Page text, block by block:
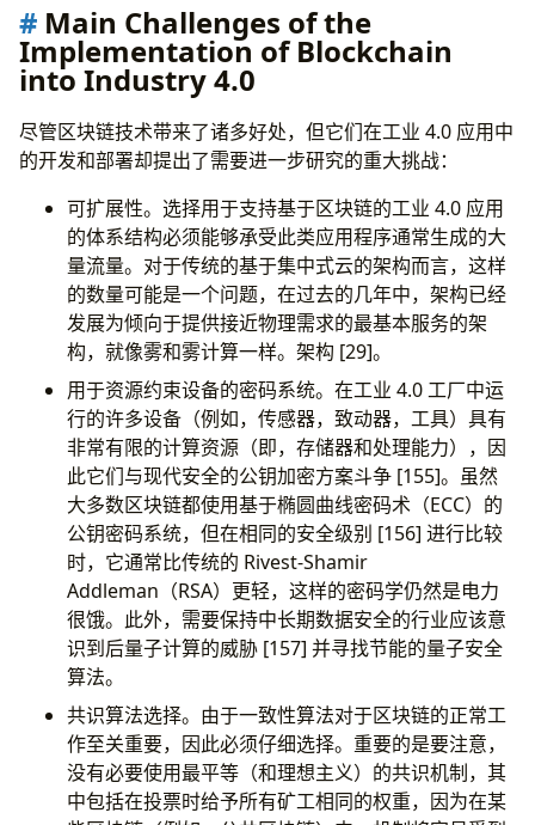
Main Challenges of the
Implementation of Blockchain
into Industry 4.0
尽管区块链技术带来了诸多好处，但它们在工业 4.0 应用中
的开发和部署却提出了需要进一步研究的重大挑战：
可扩展性。选择用于支持基于区块链的工业 4.0 应用
的体系结构必须能够承受此类应用程序通常生成的大
量流量。对于传统的基于集中式云的架构而言，这样
的数量可能是一个问题，在过去的几年中，架构已经
发展为倾向于提供接近物理需求的最基本服务的架
构，就像雾和雾计算一样。架构 [29]。
用于资源约束设备的密码系统。在工业 4.0 工厂中运
行的许多设备（例如，传感器，致动器，工具）具有
非常有限的计算资源（即，存储器和处理能力），因
此它们与现代安全的公钥加密方案斗争 [155]。虽然
大多数区块链都使用基于椭圆曲线密码术（ECC）的
公钥密码系统，但在相同的安全级别 [156] 进行比较
时，它通常比传统的 Rivest-Shamir
Addleman（RSA）更轻，这样的密码学仍然是电力
很饿。此外，需要保持中长期数据安全的行业应该意
识到后量子计算的威胁 [157] 并寻找节能的量子安全
算法。
共识算法选择。由于一致性算法对于区块链的正常工
作至关重要，因此必须仔细选择。重要的是要注意，
没有必要使用最平等（和理想主义）的共识机制，其
中包括在投票时给予所有矿工相同的权重，因为在某